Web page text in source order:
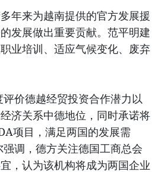
年来为越南提供的官方发展援
发展做出重要贡献。范平明建
业培训、适应气候变化、废弃
评价德越经贸投资合作潜力以
济关系中德地位，同时承诺将
项目，满足两国的发展需
强调，德方关注德国工商总会
，认为该机构将成为两国企业